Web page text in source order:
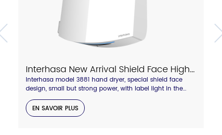
Interhasa New Arrival Shield Face High Speed Hand Dryer With Touch Hot/Cold Air Switch Model A3881
Interhasa model 3881 hand dryer, special shield face
design, small but strong power, with label light in the
side to display hot and cold wind status. Anti-thief lock
backboard design.compressed air blade outlet, dry your
hand quickly in 8-10 seconds.
EN SAVOIR PLUS